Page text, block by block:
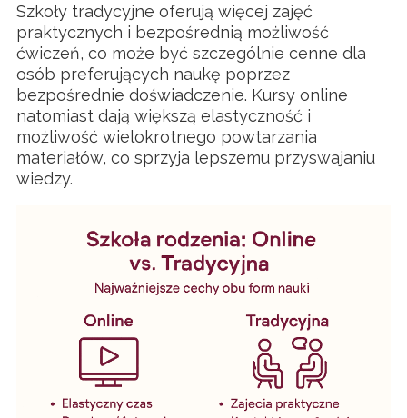
Szkoły tradycyjne oferują więcej zajęć
praktycznych i bezpośrednią możliwość
ćwiczeń, co może być szczególnie cenne dla
osób preferujących naukę poprzez
bezpośrednie doświadczenie. Kursy online
natomiast dają większą elastyczność i
możliwość wielokrotnego powtarzania
materiałów, co sprzyja lepszemu przyswajaniu
wiedzy.